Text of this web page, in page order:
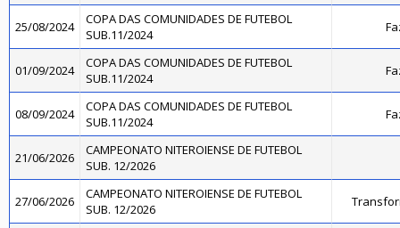
25/08/2024
COPA DAS COMUNIDADES DE FUTEBOL
SUB.11/2024
01/09/2024
COPA DAS COMUNIDADES DE FUTEBOL
SUB.11/2024
08/09/2024
COPA DAS COMUNIDADES DE FUTEBOL
SUB.11/2024
21/06/2026
CAMPEONATO NITEROIENSE DE FUTEBOL
SUB. 12/2026
27/06/2026
CAMPEONATO NITEROIENSE DE FUTEBOL
SUB. 12/2026